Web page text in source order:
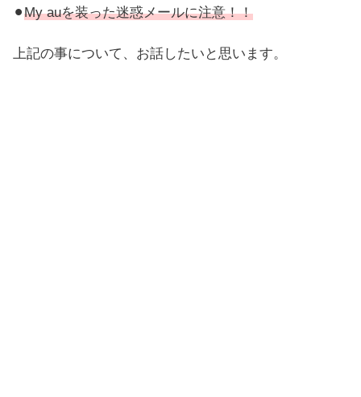
⚫︎My auを装った迷惑メールに注意！！
上記の事について、お話したいと思います。